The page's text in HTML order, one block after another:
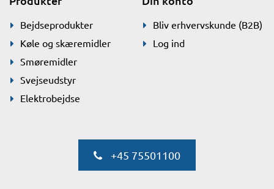
Bejdseprodukter
Køle og skæremidler
Smøremidler
Svejseudstyr
Elektrobejdse
Bliv erhvervskunde (B2B)
Log ind
+45 75501100